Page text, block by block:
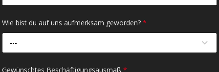
Wie bist du auf uns aufmerksam geworden?*
---
Gewünschtes Beschäftigungsausmaß*